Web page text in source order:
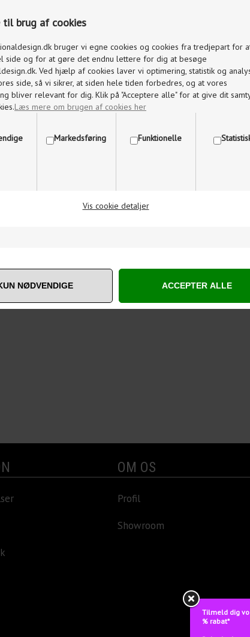
til brug af cookies
bruger vi egne cookies og cookies fra tredjepart for
side og for at gøre det endnu lettere for dig at besøge
Ved hjælp af cookies laver vi optimering, statistik og
side, så vi sikrer, at siden hele tiden forbedres, og at vores
bliver relevant for dig. Klik på "Acceptere alle" for at give dit
Læs mere om brugen af cookies her
Markedsføring Funktionelle
Vis cookie detaljer
OM OS
Profil
Showroom
Tilmeld dig
% rabat*